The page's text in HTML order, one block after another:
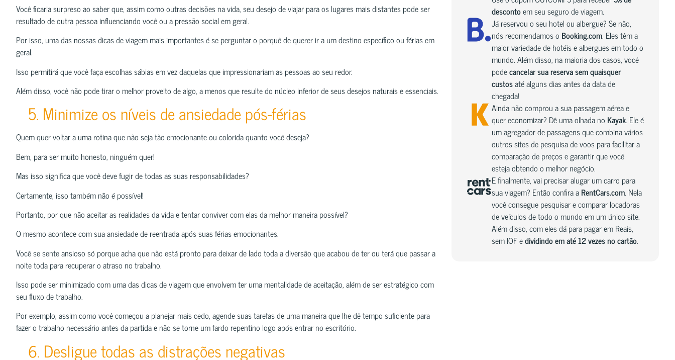
Você ficaria surpreso ao saber que, assim como outras decisões na vida, seu desejo de viajar para os lugares mais distantes pode ser
resultado de outra pessoa influenciando você ou a pressão social em geral.
Por isso, uma das nossas dicas de viagem mais importantes é se perguntar o porquê de querer ir a um destino específico ou férias em
geral.
Isso permitirá que você faça escolhas sábias em vez daquelas que impressionariam as pessoas ao seu redor.
Além disso, você não pode tirar o melhor proveito de algo, a menos que resulte do núcleo inferior de seus desejos naturais e essenciais.
5. Minimize os níveis de ansiedade pós-férias
Quem quer voltar a uma rotina que não seja tão emocionante ou colorida quanto você deseja?
Bem, para ser muito honesto, ninguém quer!
Mas isso significa que você deve fugir de todas as suas responsabilidades?
Certamente, isso também não é possível!
Portanto, por que não aceitar as realidades da vida e tentar conviver com elas da melhor maneira possível?
O mesmo acontece com sua ansiedade de reentrada após suas férias emocionantes.
Você se sente ansioso só porque acha que não está pronto para deixar de lado toda a diversão que acabou de ter ou terá que passar a
noite toda para recuperar o atraso no trabalho.
Isso pode ser minimizado com uma das dicas de viagem que envolvem ter uma mentalidade de aceitação, além de ser estratégico com
seu fluxo de trabalho.
Por exemplo, assim como você começou a planejar mais cedo, agende suas tarefas de uma maneira que lhe dê tempo suficiente para
fazer o trabalho necessário antes da partida e não se torne um fardo repentino logo após entrar no escritório.
6. Desligue todas as distrações negativas
descontoem seu seguro de viagem.
Já reservou o seu hotel ou albergue? Se não,
nós recomendamos o Booking.com. Eles têm a
maior variedade de hotéis e albergues em todo o
mundo. Além disso, na maioria dos casos, você
podecancelar sua reserva sem quaisquer
custosaté alguns dias antes da data de
chegada!
Ainda não comprou a sua passagem aérea e
quer economizar? Dê uma olhada no Kayak. Ele é
um agregador de passagens que combina vários
outros sites de pesquisa de voos para facilitar a
comparação de preços e garantir que você
esteja obtendo o melhor negócio.
E finalmente, vai precisar alugar um carro para
sua viagem? Então confira aRentCars.com. Nela
você consegue pesquisar e comparar locadoras
de veículos de todo o mundo em um único site.
Além disso, com eles dá para pagar em Reais,
sem IOF edividindo em até 12 vezes no cartão.